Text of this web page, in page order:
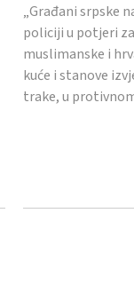
„Građani srpske
policiji u potjeri
muslimanske i
kuće i stanove
trake, u